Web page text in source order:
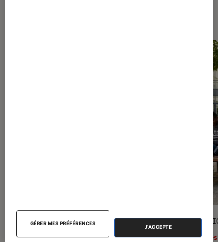
SÉLECTION
Livres / BD • 28 juil. 2026 Livres
GÉRER MES PRÉFÉRENCES
J'ACCEPTE